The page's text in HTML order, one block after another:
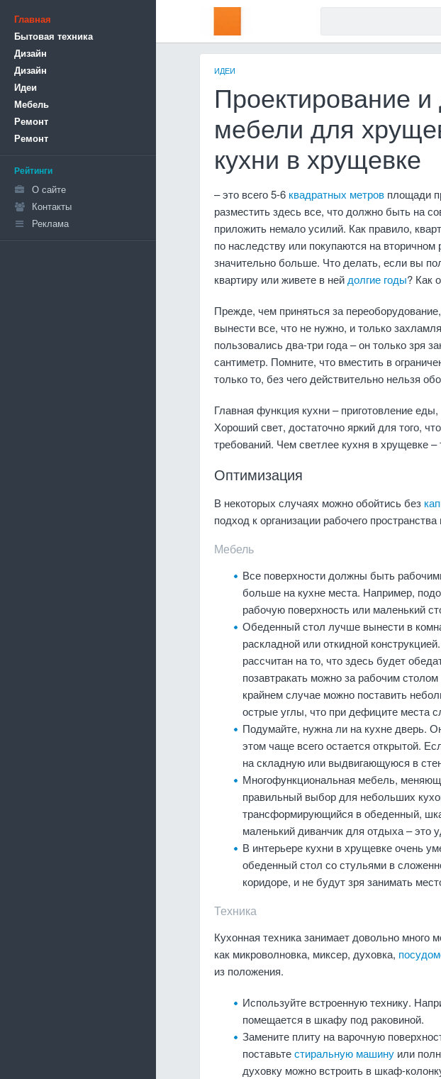
Главная
Бытовая техника
Дизайн
Дизайн
Идеи
Мебель
Ремонт
Ремонт
Рейтинги
О сайте
Контакты
Реклама
ИДЕИ
Проектирование и
мебели для
кухни в хрущевке
– это всего 5-6 квадратных метров площади
разместить здесь все, что должно быть на
приложить немало усилий. Как правило,
по наследству или покупаются на
значительно больше. Что делать, если вы
квартиру или живете в ней долгие годы? Как
Прежде, чем приняться за
вынести все, что не нужно, и только
пользовались два-три года – он только зря
сантиметр. Помните, что вместить в
только то, без чего действительно нельзя
Главная функция кухни – приготовление
Хороший свет, достаточно яркий для того,
требований. Чем светлее кухня в хрущевке –
Оптимизация
В некоторых случаях можно обойтись без
подход к организации рабочего
Мебель
Все поверхности должны быть
больше на кухне места. Например,
рабочую поверхность или маленький
Обеденный стол лучше вынести в
раскладной или откидной
рассчитан на то, что здесь будет
позавтракать можно за рабочим
крайнем случае можно поставить
острые углы, что при дефиците места
Подумайте, нужна ли на кухне дверь.
этом чаще всего остается открытой.
на складную или выдвигающуюся в
Многофункциональная мебель,
правильный выбор для небольших
трансформирующийся в обеденный,
маленький диванчик для отдыха – это
В интерьере кухни в хрущевке очень
обеденный стол со стульями в
коридоре, и не будут зря занимать
Техника
Кухонная техника занимает довольно много
как микроволновка, миксер, духовка,
из положения.
Используйте встроенную технику.
помещается в шкафу под раковиной.
Замените плиту на варочную
поставьтестиральную машину или
духовку можно встроить в шкаф-